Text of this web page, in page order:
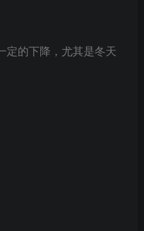
定的下降，尤其是冬天